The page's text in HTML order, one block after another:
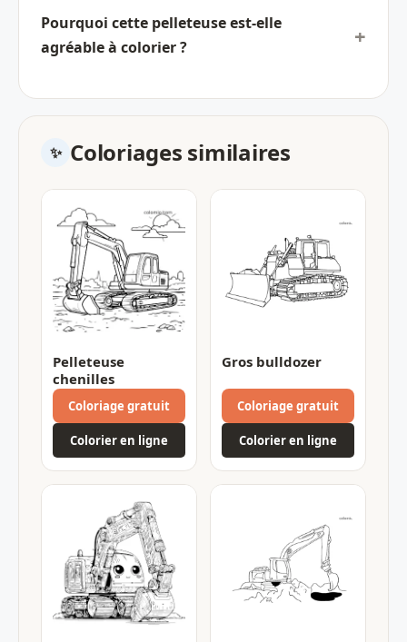
Pourquoi cette pelleteuse est-elle
agréable à colorier ?
Coloriages similaires
Pelleteuse
chenilles
Coloriage gratuit
Colorier en ligne
Gros bulldozer
Coloriage gratuit
Colorier en ligne